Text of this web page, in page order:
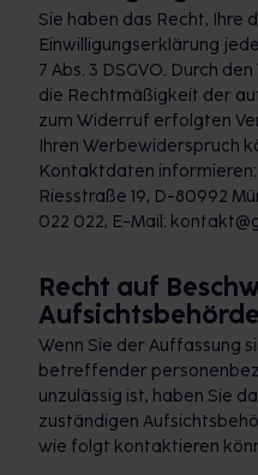
Sie haben das Recht, Ihre
Einwilligungserklärung
7 Abs. 3 DSGVO. Durch
die Rechtmäßigkeit der
zum Widerruf erfolgten
Ihren Werbewiderspruch
Kontaktdaten informieren:
Riesstraße 19, D-80992
022 022, E-Mail:
Recht auf
Aufsichtsbehörde
Wenn Sie der Auffassung
betreffender
unzulässig ist, haben Sie
zuständigen
wie folgt kontaktieren